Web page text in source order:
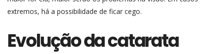
extremos, há a possibilidade de ficar cego.
Evolução da catarata